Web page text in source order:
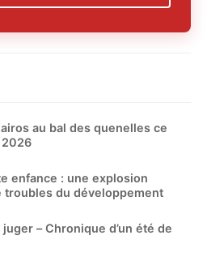
au bal des quenelles ce
2026
enfance : une explosion
troubles du développement
– Chronique d’un été de